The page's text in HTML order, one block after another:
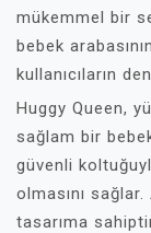
mükemmel bir
bebek
kullanıcıların
Huggy Queen,
sağlam bir
güvenli
olmasını
tasarıma